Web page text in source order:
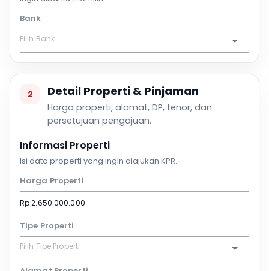
Bank
2 Detail Properti & Pinjaman
Harga properti, alamat, DP, tenor, dan
persetujuan pengajuan.
Informasi Properti
Isi data properti yang ingin diajukan KPR.
Harga Properti
Tipe Properti